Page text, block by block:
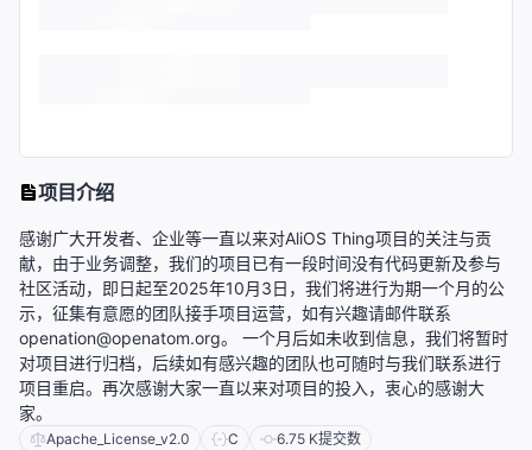
项目介绍
感谢广大开发者、企业等一直以来对AliOS Thing项目的关注与贡
献，由于业务调整，我们的项目已有一段时间没有代码更新及参与
社区活动，即日起至2025年10月3日，我们将进行为期一个月的公
示，征集有意愿的团队接手项目运营，如有兴趣请邮件联系
openation@openatom.org。 一个月后如未收到信息，我们将暂时
对项目进行归档，后续如有感兴趣的团队也可随时与我们联系进行
项目重启。再次感谢大家一直以来对项目的投入，衷心的感谢大
家。
Apache_License_v2.0 C 6.75 K提交数